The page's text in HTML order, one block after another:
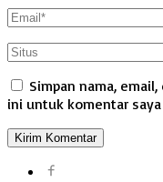
Simpan nama,
ini untuk komentar